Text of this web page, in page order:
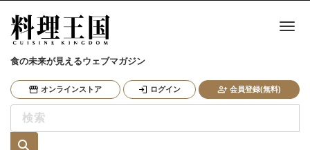
食の未来が見えるウェブマガジン
オンラインストア ログイン 会員登録(無料)
ナ